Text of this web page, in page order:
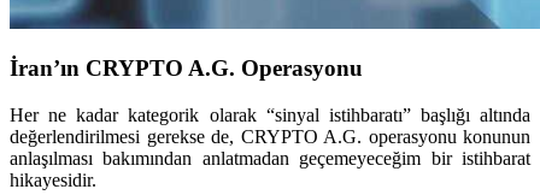
İran’ın CRYPTO A.G. Operasyonu
Her ne kadar kategorik olarak “sinyal istihbaratı” başlığı altında
değerlendirilmesi gerekse de, CRYPTO A.G. operasyonu konunun
anlaşılması bakımından anlatmadan geçemeyeceğim bir istihbarat
hikayesidir.